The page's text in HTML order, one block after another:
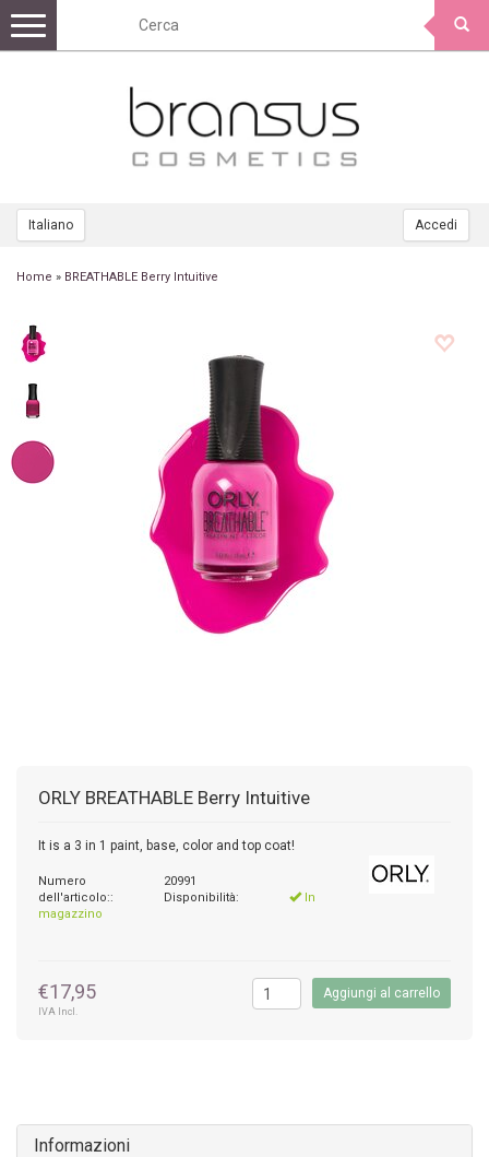
Italiano Accedi
Toggle
navigation
Home » BREATHABLE Berry Intuitive
ORLY BREATHABLE Berry Intuitive
It is a 3 in 1 paint, base, color and top coat!
Numero
dell'articolo::
20991
Disponibilità:
In
magazzino
€17,95
IVA Incl.
Aggiungi al carrello
Informazioni